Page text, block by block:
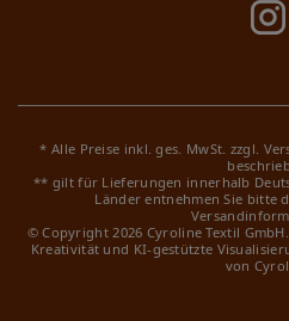
* Alle Preise inkl. ges. MwSt. zzgl.
** gilt für Lieferungen innerhalb
Länder entnehmen Sie bitte
© Copyright 2026 Cyroline Textil
Kreativität und KI-gestützte
von